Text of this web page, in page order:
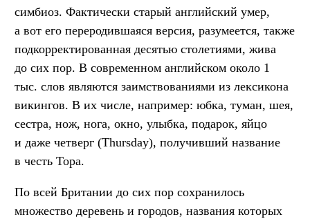
симбиоз. Фактически старый английский умер,
а вот его переродившаяся версия, разумеется, также
подкорректированная десятью столетиями, жива
до сих пор. В современном английском около 1
тыс. слов являются заимствованиями из лексикона
викингов. В их числе, например: юбка, туман, шея,
сестра, нож, нога, окно, улыбка, подарок, яйцо
и даже четверг (Thursday), получивший название
в честь Тора.
По всей Британии до сих пор сохранилось
множество деревень и городов, названия которых